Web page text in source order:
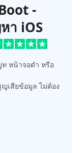
-
า iOS
หน้าจอดำ หรือ
เสียข้อมูล ไม่ต้อง